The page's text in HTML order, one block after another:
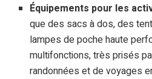
Équipements pour les
que des sacs à dos, des
lampes de poche haute
multifonctions, très prisés
randonnées et de voyages